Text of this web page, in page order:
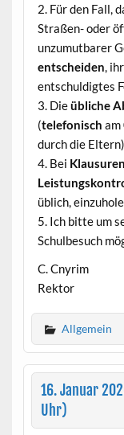
2. Für den Fall,
Straßen- oder
unzumutbarer
entscheiden,
entschuldigtes
3. Dieübliche
(telefonisch am
durch die
4. Bei Klausuren
üblich,
5. Ich bitte um
Schulbesuch
C. Cnyrim
Rektor
Allgemein
16. Januar
Uhr)